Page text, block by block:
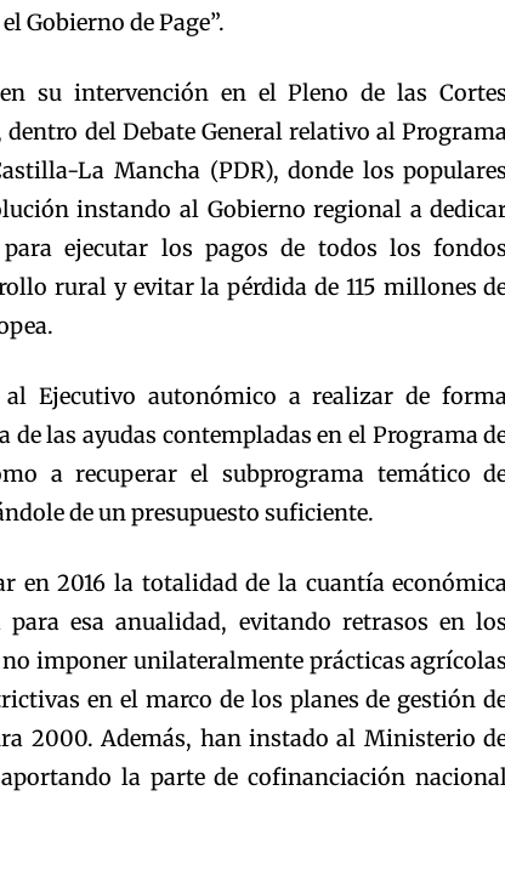
Gobierno de Page”.
su intervención en el Pleno de las Cortes
del Debate General relativo al
La Mancha (PDR), donde los populares
instando al Gobierno regional a
ejecutar los pagos de todos los fondos
rural y evitar la pérdida de 115 millones
Ejecutivo autonómico a realizar de
las ayudas contempladas en el Programa
a recuperar el subprograma temático
de un presupuesto suficiente.
en 2016 la totalidad de la cuantía
esa anualidad, evitando retrasos en los
imponer unilateralmente prácticas agrícolas
en el marco de los planes de gestión
2000. Además, han instado al Ministerio
la parte de cofinanciación